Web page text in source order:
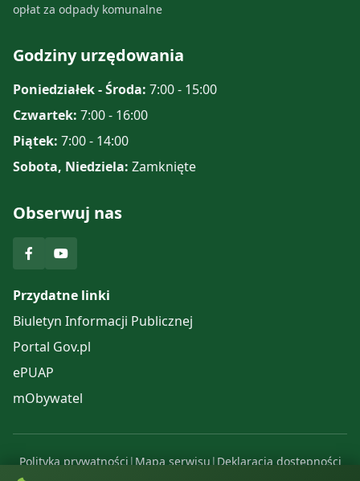
opłat za odpady komunalne
Godziny urzędowania
Poniedziałek - Środa: 7:00 - 15:00
Czwartek: 7:00 - 16:00
Piątek: 7:00 - 14:00
Sobota, Niedziela: Zamknięte
Obserwuj nas
Przydatne linki
Biuletyn Informacji Publicznej
Portal Gov.pl
ePUAP
mObywatel
Polityka prywatności | Mapa serwisu | Deklaracja dostępności
© 2025 Urząd Gminy Komańcza. Wszelkie prawa zastrzeżone.